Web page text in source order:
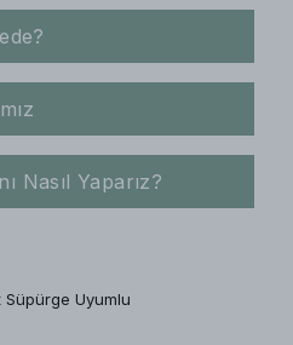
Nasıl Yaparız?
Süpürge Uyumlu